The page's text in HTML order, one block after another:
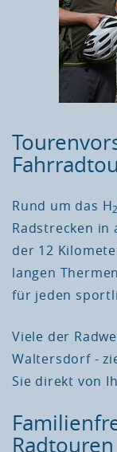
Rund um das H2
Radstrecken in
der 12
langen
für jeden
Viele der
Waltersdorf -
Sie direkt von
Radtouren